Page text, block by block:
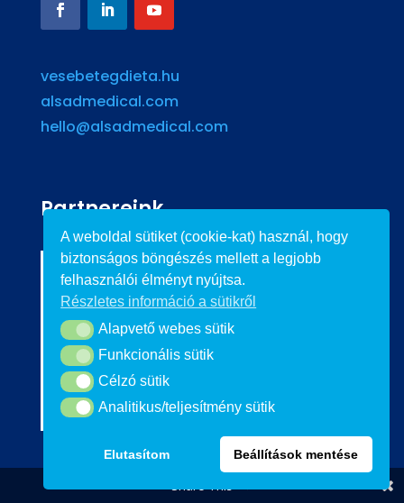
vesebetegdieta.hu
alsadmedical.com
hello@alsadmedical.com
Partnereink
Share This
A weboldal sütiket (cookie-kat) használ, hogy
biztonságos böngészés mellett a legjobb
felhasználói élményt nyújtsa.
Részletes információ a sütikről
Alapvető webes sütik
Alapvető webes sütik
Funkcionális sütik
Funkcionális sütik
Célzó sütikCélzó sütik
Analitikus/teljesítmény sütik
Analitikus/teljesítmény sütik
Elutasítom Beállítások mentése